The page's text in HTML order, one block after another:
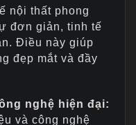
nội thất phong
đơn giản, tinh tế
Điều này giúp
đẹp mắt và đầy
nghệ hiện đại:
và công nghệ